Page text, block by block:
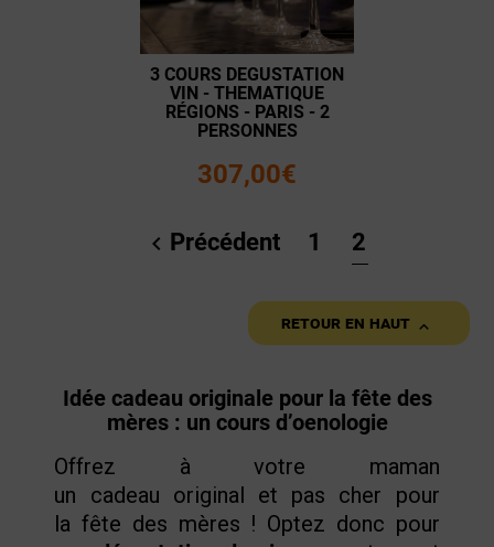
3 COURS DEGUSTATION
VIN - THEMATIQUE
RÉGIONS - PARIS - 2
PERSONNES
307,00€
 Précédent 1 2
Retour en haut 
Idée cadeau originale pour la fête des
mères : un cours d’oenologie
Offrez à votre maman
un cadeau original et pas cher pour
la fête des mères ! Optez donc pour